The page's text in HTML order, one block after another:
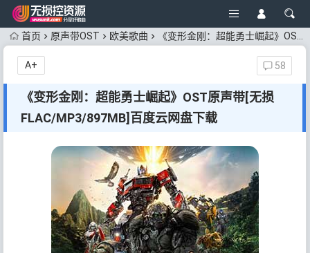
首页 原声带OST 欧美歌曲 《变形金刚：超能勇士崛起》OST原声带[无损FLAC/MP3/897MB]百度云网盘下载
《变形金刚：超能勇士崛起》OST原声带[无损
FLAC/MP3/897MB]百度云网盘下载
58
A+